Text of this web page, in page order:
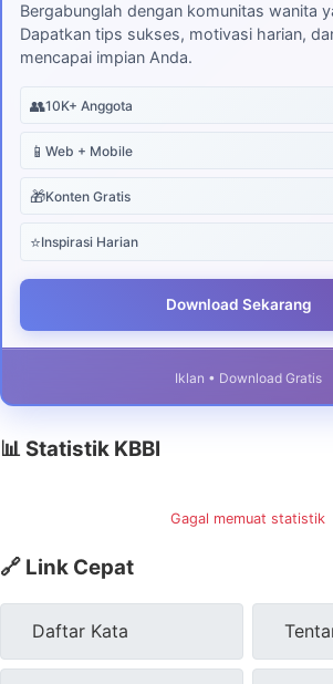
Bergabunglah dengan komunitas wanita
Dapatkan tips sukses, motivasi harian,
mencapai impian Anda.
👥10K+ Anggota
📱 Web + Mobile
🎁Konten Gratis
⭐Inspirasi Harian
Download Sekarang
Iklan • Download Gratis
📊 Statistik KBBI
Gagal memuat statistik
🔗 Link Cepat
Daftar Kata